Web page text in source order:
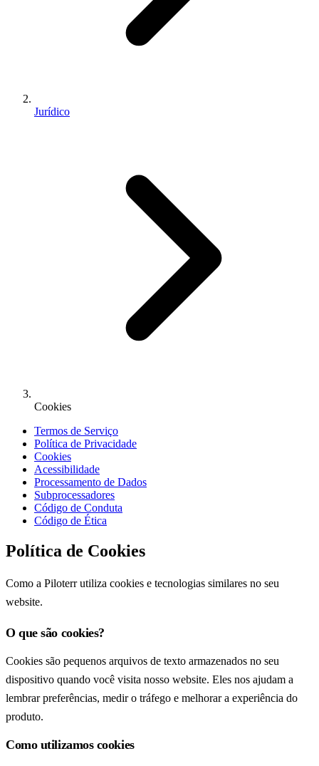
Jurídico
Cookies
Termos de Serviço
Política de Privacidade
Cookies
Acessibilidade
Processamento de Dados
Subprocessadores
Código de Conduta
Código de Ética
Política de Cookies
Como a Piloterr utiliza cookies e tecnologias similares no seu
website.
O que são cookies?
Cookies são pequenos arquivos de texto armazenados no seu
dispositivo quando você visita nosso website. Eles nos ajudam a
lembrar preferências, medir o tráfego e melhorar a experiência do
produto.
Como utilizamos cookies